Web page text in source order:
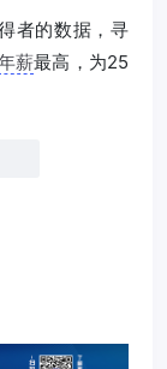
者的数据，寻
薪最高，为25